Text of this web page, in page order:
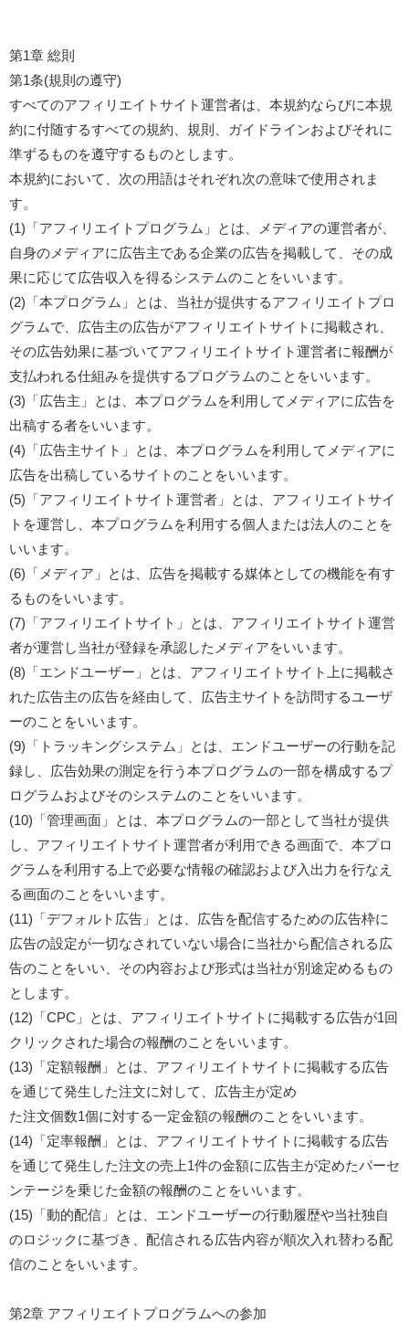
第1章 総則
第1条(規則の遵守)
すべてのアフィリエイトサイト運営者は、本規約ならびに本規
約に付随するすべての規約、規則、ガイドラインおよびそれに
準ずるものを遵守するものとします。
本規約において、次の用語はそれぞれ次の意味で使用されま
す。
(1)「アフィリエイトプログラム」とは、メディアの運営者が、
自身のメディアに広告主である企業の広告を掲載して、その成
果に応じて広告収入を得るシステムのことをいいます。
(2)「本プログラム」とは、当社が提供するアフィリエイトプロ
グラムで、広告主の広告がアフィリエイトサイトに掲載され、
その広告効果に基づいてアフィリエイトサイト運営者に報酬が
支払われる仕組みを提供するプログラムのことをいいます。
(3)「広告主」とは、本プログラムを利用してメディアに広告を
出稿する者をいいます。
(4)「広告主サイト」とは、本プログラムを利用してメディアに
広告を出稿しているサイトのことをいいます。
(5)「アフィリエイトサイト運営者」とは、アフィリエイトサイ
トを運営し、本プログラムを利用する個人または法人のことを
いいます。
(6)「メディア」とは、広告を掲載する媒体としての機能を有す
るものをいいます。
(7)「アフィリエイトサイト」とは、アフィリエイトサイト運営
者が運営し当社が登録を承認したメディアをいいます。
(8)「エンドユーザー」とは、アフィリエイトサイト上に掲載さ
れた広告主の広告を経由して、広告主サイトを訪問するユーザ
ーのことをいいます。
(9)「トラッキングシステム」とは、エンドユーザーの行動を記
録し、広告効果の測定を行う本プログラムの一部を構成するプ
ログラムおよびそのシステムのことをいいます。
(10)「管理画面」とは、本プログラムの一部として当社が提供
し、アフィリエイトサイト運営者が利用できる画面で、本プロ
グラムを利用する上で必要な情報の確認および入出力を行なえ
る画面のことをいいます。
(11)「デフォルト広告」とは、広告を配信するための広告枠に
広告の設定が一切なされていない場合に当社から配信される広
告のことをいい、その内容および形式は当社が別途定めるもの
とします。
(12)「CPC」とは、アフィリエイトサイトに掲載する広告が1回
クリックされた場合の報酬のことをいいます。
(13)「定額報酬」とは、アフィリエイトサイトに掲載する広告
を通じて発生した注文に対して、広告主が定め
た注文個数1個に対する一定金額の報酬のことをいいます。
(14)「定率報酬」とは、アフィリエイトサイトに掲載する広告
を通じて発生した注文の売上1件の金額に広告主が定めたパーセ
ンテージを乗じた金額の報酬のことをいいます。
(15)「動的配信」とは、エンドユーザーの行動履歴や当社独自
のロジックに基づき、配信される広告内容が順次入れ替わる配
信のことをいいます。
第2章 アフィリエイトプログラムへの参加